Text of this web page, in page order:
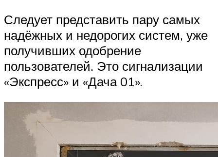
Следует представить пару самых
надёжных и недорогих систем, уже
получивших одобрение
пользователей. Это сигнализации
«Экспресс» и «Дача 01».